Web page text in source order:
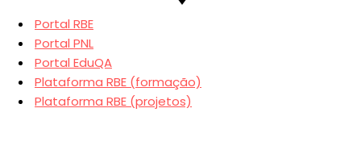
Portal RBE
Portal PNL
Portal EduQA
Plataforma RBE (formação)
Plataforma RBE (projetos)